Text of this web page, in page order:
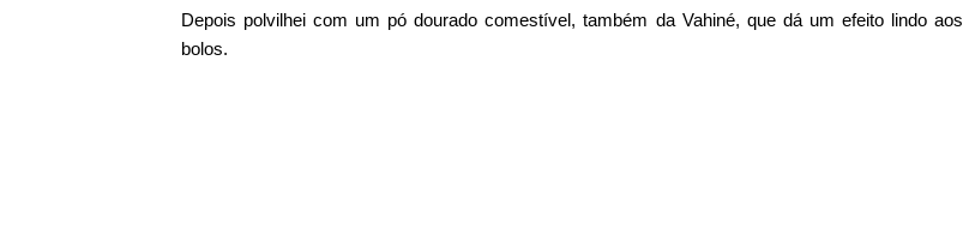
Depois polvilhei com um pó dourado comestível, também da Vahiné, que dá um efeito lindo aos
bolos.